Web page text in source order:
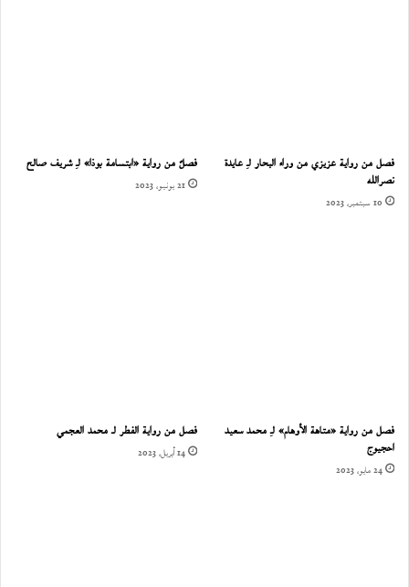
فصل من رواية عزيزي من وراء البحار لـِ عايدة
نصرالله
10 سبتمبر، 2023
فصلٌ من رواية «ابتسامة بوذا» لـِ شريف صالح
21 يونيو، 2023
فصل من رواية «متاهة الأوهام» لـِ محمد سعيد
احجيوج
24 مايو، 2023
فصل من رواية الفطر لـ محمد العجمي
14 أبريل، 2023